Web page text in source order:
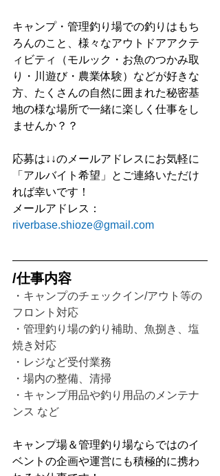
キャンプ・管理釣り場での釣りはもち
ろんのこと、様々なアウトドアアクテ
ィビティ（モルック・お魚のつかみ取
り・川遊び・農業体験）などが好きな
方、たくさんの自然に囲まれた秘密基
地の様な場所で一緒に楽しく仕事をし
ませんか？？
応募は↓↓のメールアドレスにお気軽に
「アルバイト希望」とご連絡いただけ
れば幸いです！
riverbase.shioze@gmail.com
/仕事内容
・キャンプのチェックイン/アウト等の
フロント対応
・管理釣り場の釣り補助、魚捌き、塩
焼き対応
・レジなど受付業務
・場内の整備、清掃
・キャンプ用品や釣り用品のメンテナ
ンス など
キャンプ場＆管理釣り場ならではのイ
ベントの企画や運営にも積極的に携わ